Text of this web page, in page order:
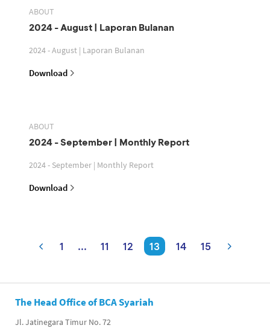
ABOUT
2024 - August | Laporan Bulanan
2024 - August | Laporan Bulanan
Download
ABOUT
2024 - September | Monthly Report
2024 - September | Monthly Report
Download
1 ... 11 12 13 14 15
The Head Office of BCA Syariah
Jl. Jatinegara Timur No. 72